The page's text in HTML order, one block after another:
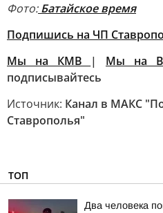
Фото:Батайское время
Подпишись на ЧП
Мы на КМВ
| Мы на
подписывайтесь
Источник: Канал в МАКС
Ставрополья"
ТОП
Два человека